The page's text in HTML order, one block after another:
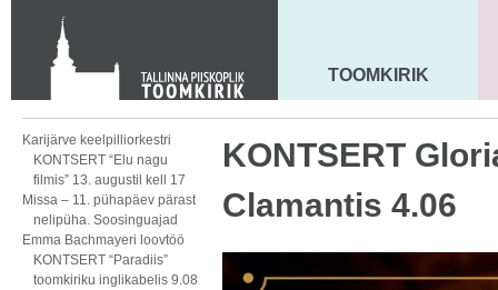
KONTAKT
Toom-Kooli 6, 10130 TALLINN
tallinna.toom@eelk.ee
MAARJA KIRIK
TOOMKIRIK
Karijärve keelpilliorkestri
KONTSERT “Elu nagu
filmis” 13. augustil kell 17
Missa – 11. pühapäev pärast
nelipüha. Soosinguajad
Emma Bachmayeri loovtöö
KONTSERT “Paradiis”
toomkiriku inglikabelis 9.08
KONTSERT
Clamantis 4.06